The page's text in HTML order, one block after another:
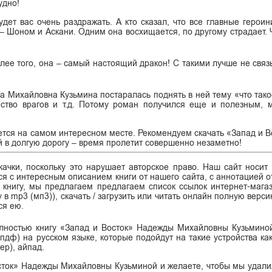
вас очень раздражать. А кто сказал, что все главные
и Аскани. Одним она восхищается, по другому страдает.
того, она – самый настоящий дракон! С такими лучше не
Кузьмина постаралась поднять в ней тему «что
врагов и т.д. Потому роман получился еще и полезным,
на самом интересном месте. Рекомендуем скачать «Запад и
в долгую дорогу – время пролетит совершенно незаметно!
поскольку это нарушает авторское право. Наш сайт носит
с интересным описанием книги от нашего сайта, с аннотацией
мы предлагаем предлагаем список ссылок интернет-
mp3 (мп3)), скачать / загрузить или читать онлайн полную
ею.
книгу «Запад и Восток» Надежды Михайловны
на русском языке, которые подойдут на такие устройства
айпад.
Надежды Михайловны Кузьминой и желаете, чтобы мы